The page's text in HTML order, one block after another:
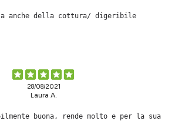
anche della cottura/ digeribile
28/08/2021
Laura A.
buona, rende molto e per la sua